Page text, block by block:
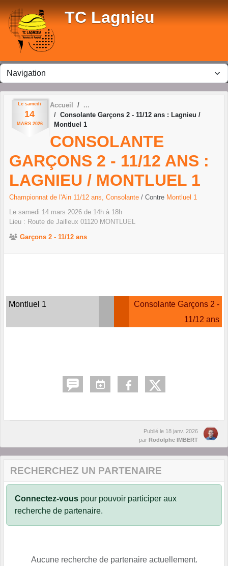
TC Lagnieu
Le samedi
14
MARS 2026
Accueil
Consolante Garçons 2 - 11/12 ans : Lagnieu /
Montluel 1
CONSOLANTE
GARÇONS 2 - 11/12 ANS :
LAGNIEU / MONTLUEL 1
Championnat de l'Ain 11/12 ans, Consolante / Contre Montluel 1
Le samedi 14 mars 2026 de 14h à 18h
Lieu : Route de Jailleux 01120 MONTLUEL
Garçons 2 - 11/12 ans
Montluel 1
Consolante Garçons 2 -
11/12 ans
Publié le 18 janv. 2026
par Rodolphe IMBERT
RECHERCHEZ UN PARTENAIRE
Connectez-vous pour pouvoir participer aux
recherche de partenaire.
Aucune recherche de partenaire actuellement.